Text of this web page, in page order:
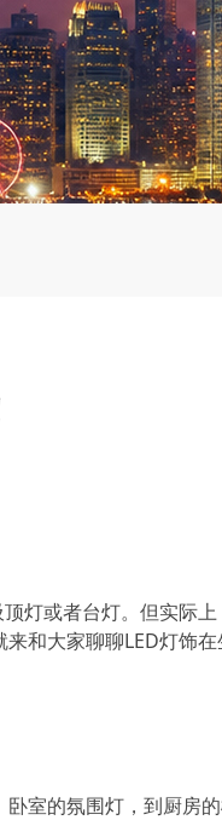
灯或者台灯。但实际
和大家聊聊LED灯饰在
室的氛围灯，到厨房